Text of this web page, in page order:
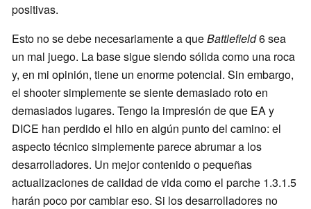
positivas.
Esto no se debe necesariamente a queBattlefield6 sea
un mal juego. La base sigue siendo sólida como una roca
y, en mi opinión, tiene un enorme potencial. Sin embargo,
el shooter simplemente se siente demasiado roto en
demasiados lugares. Tengo la impresión de que EA y
DICE han perdido el hilo en algún punto del camino: el
aspecto técnico simplemente parece abrumar a los
desarrolladores. Un mejor contenido o pequeñas
actualizaciones de calidad de vida como el parche 1.3.1.5
harán poco por cambiar eso. Si los desarrolladores no